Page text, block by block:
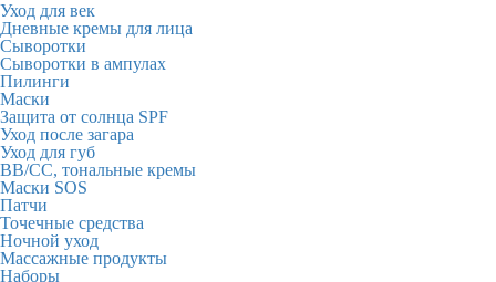
Уход для век
Дневные кремы для лица
Сыворотки
Сыворотки в ампулах
Пилинги
Маски
Защита от солнца SPF
Уход после загара
Уход для губ
BB/CC, тональные кремы
Маски SOS
Патчи
Точечные средства
Ночной уход
Массажные продукты
Наборы